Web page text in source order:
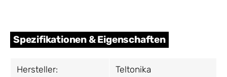
Spezifikationen & Eigenschaften
Hersteller: Teltonika